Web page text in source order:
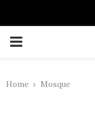
PRIMARY
Home Mosque